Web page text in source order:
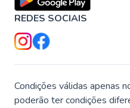
REDES SOCIAIS
Condições válidas apenas
poderão ter condições